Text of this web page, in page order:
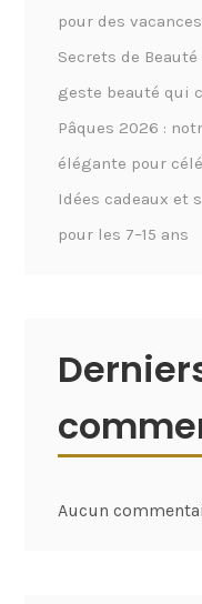
pour des
Secrets de
geste beauté qui
Pâques 2026 :
élégante pour
Idées cadeaux et
pour les 7–15 ans
Aucun